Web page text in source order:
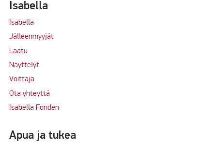
Isabella
Isabella
Jälleenmyyjät
Laatu
Näyttelyt
Voittaja
Ota yhteyttä
Isabella Fonden
Apua ja tukea